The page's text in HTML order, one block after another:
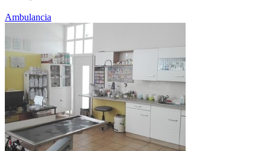
Ambulancia